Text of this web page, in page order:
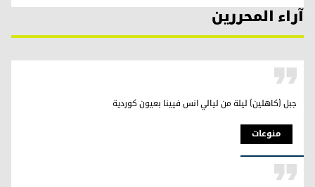
آراء المحررين
منوعات
جبل (كاهلين) ليلة من ليالي انس فيينا بعيون كوردية